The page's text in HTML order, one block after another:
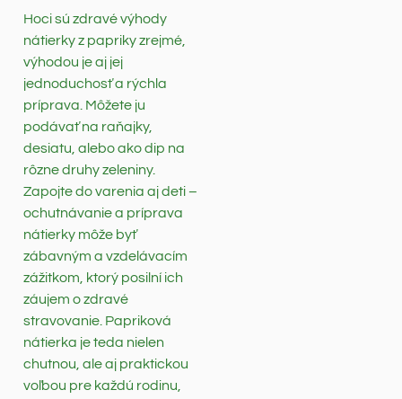
Hoci sú zdravé výhody
nátierky z papriky zrejmé,
výhodou je aj jej
jednoduchosť a rýchla
príprava. Môžete ju
podávať na raňajky,
desiatu, alebo ako dip na
rôzne druhy zeleniny.
Zapojte do varenia aj deti –
ochutnávanie a príprava
nátierky môže byť
zábavným a vzdelávacím
zážitkom, ktorý posilní ich
záujem o zdravé
stravovanie. Papriková
nátierka je teda nielen
chutnou, ale aj praktickou
voľbou pre každú rodinu,